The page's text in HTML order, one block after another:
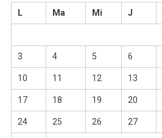
L
Ma Mi J
3 4 5 6
10 11 12 13
17 18 19 20
24 25 26 27